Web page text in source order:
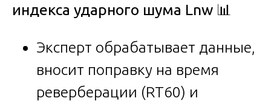
индекса ударного шума Lnw 📊
Эксперт обрабатывает данные,
вносит поправку на время
реверберации (RT60) и